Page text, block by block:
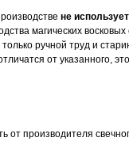
не
магических
ручной труд и
от указанного,
от производителя